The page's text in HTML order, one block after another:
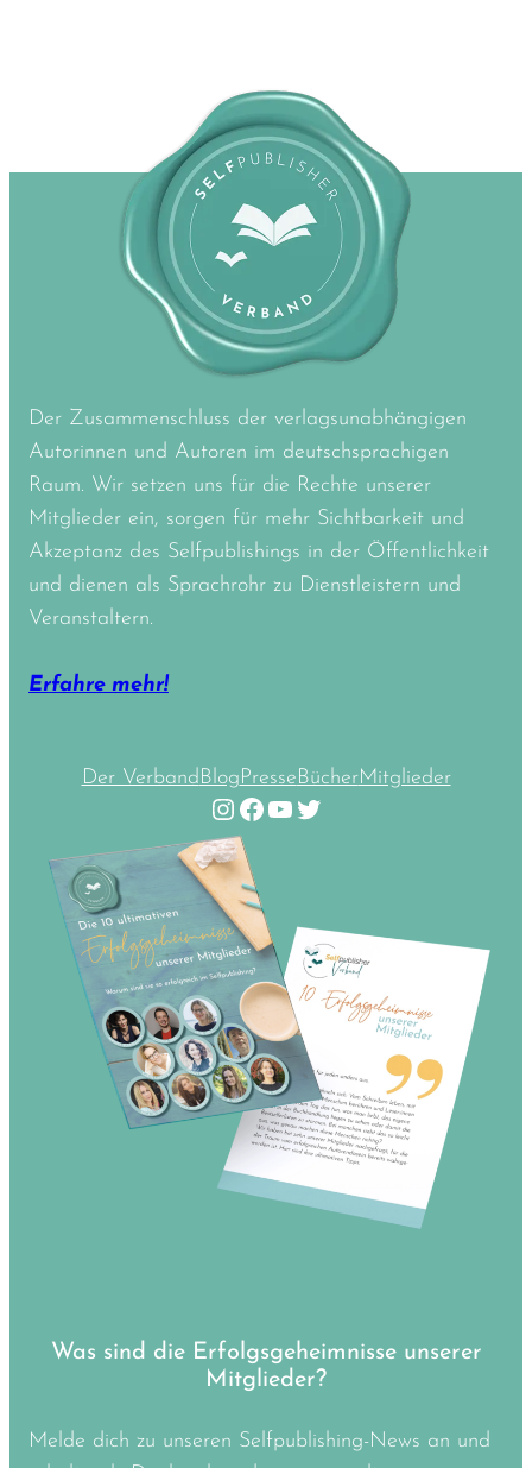
Der Zusammenschluss der verlagsunabhängigen
Autorinnen und Autoren im deutschsprachigen
Raum. Wir setzen uns für die Rechte unserer
Mitglieder ein, sorgen für mehr Sichtbarkeit und
Akzeptanz des Selfpublishings in der Öffentlichkeit
und dienen als Sprachrohr zu Dienstleistern und
Veranstaltern.
Erfahre mehr!
Der VerbandBlogPresseBücherMitglieder
Instagram Facebook YouTube Twitter
Was sind die Erfolgsgeheimnisse unserer
Mitglieder?
Melde dich zu unseren Selfpublishing-News an und